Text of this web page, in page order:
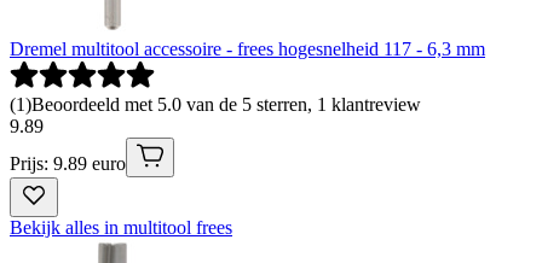
Dremel multitool accessoire - frees hogesnelheid 117 - 6,3 mm
(1)Beoordeeld met 5.0 van de 5 sterren, 1 klantreview
9.89
Prijs: 9.89 euro
Bekijk alles in multitool frees